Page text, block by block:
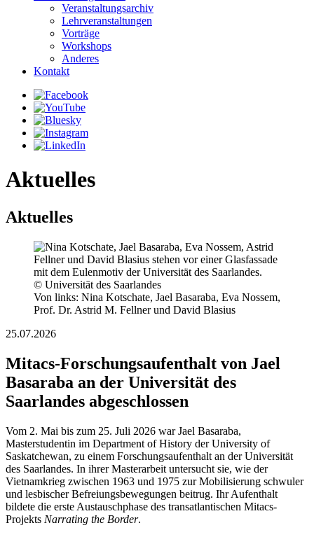
Veranstaltungsarchiv
Lehrveranstaltungen
Vorträge
Workshops
Anderes
Kontakt
Aktuelles
Aktuelles
© Universität des Saarlandes
Von links: Nina Kotschate, Jael Basaraba, Eva Nossem,
Prof. Dr. Astrid M. Fellner und David Blasius
25.07.2026
Mitacs-Forschungsaufenthalt von Jael
Basaraba an der Universität des
Saarlandes abgeschlossen
Vom 2. Mai bis zum 25. Juli 2026 war Jael Basaraba,
Masterstudentin im Department of History der University of
Saskatchewan, zu einem Forschungsaufenthalt an der Universität
des Saarlandes. In ihrer Masterarbeit untersucht sie, wie der
Vietnamkrieg zwischen 1963 und 1975 zur Mobilisierung schwuler
und lesbischer Befreiungsbewegungen beitrug. Ihr Aufenthalt
bildete die erste Austauschphase des transatlantischen Mitacs-
Projekts Narrating the Border.